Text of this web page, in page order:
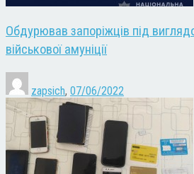
Обдурював запоріжців під
військової амуніції
zapsich, 07/06/2022